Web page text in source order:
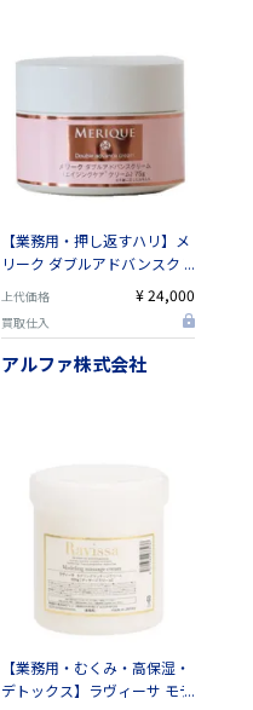
【業務用・押し返すハリ】メ
リーク ダブルアドバンスクリ
ーム 75g｜高保湿・濃密保
護・一晩で変わるエイジング
ケア
上代価格 ¥ 24,000
買取仕入
アルファ株式会社
【業務用・むくみ・高保湿・
デトックス】ラヴィーサ モデ